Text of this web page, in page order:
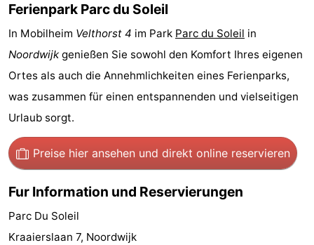
Schwimmbader
-
Radfahren
-
Wandern
-
Reiten
-
Golfplatze
-
Surfen
-
Sportangeln
Essen
Ferienpark Parc du Soleil
In Mobilheim Velthorst 4 im Park Parc du Soleil in
Noordwijk genießen Sie sowohl den Komfort Ihres eigenen
Ortes als auch die Annehmlichkeiten eines Ferienparks,
was zusammen für einen entspannenden und vielseitigen
Urlaub sorgt.
Preise hier ansehen und direkt online reservieren
Fur Information und Reservierungen
Parc Du Soleil
Kraaierslaan 7, Noordwijk